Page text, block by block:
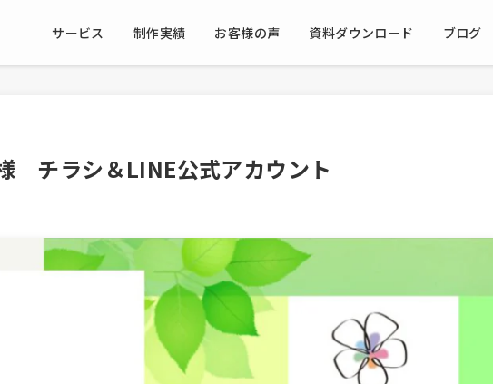
サービス 制作実績 お客様の声 資料ダウンロード ブログ
チラシ＆LINE公式アカウント